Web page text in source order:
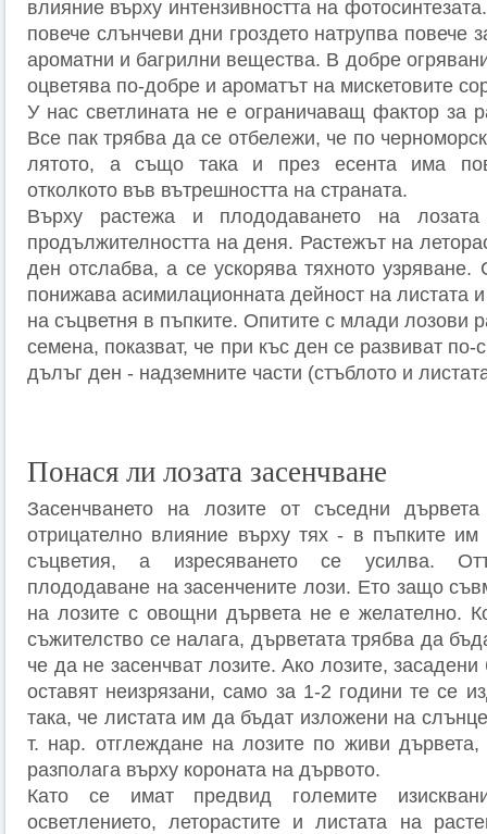
влияние върху интензивността на
повече слънчеви дни гроздето натрупва повече
ароматни и багрилни вещества. В добре
оцветява по-добре и ароматът на мискетовите
У нас светлината не е ограничаващ фактор за
Все пак трябва да се отбележи, че по
лятото, а също така и през есента има
отколкото във вътрешността на страната.
Върху растежа и плододаването на
продължителността на деня. Растежът на
ден отслабва, а се ускорява тяхното узряване.
понижава асимилационната дейност на листата и
на съцветня в пъпките. Опитите с млади лозови
семена, показват, че при къс ден се развиват по-
дълъг ден - надземните части (стъблото и
Понася ли лозата засенчване
Засенчването на лозите от съседни
отрицателно влияние върху тях - в пъпките им
съцветия, а изресяването се усилва.
плододаване на засенчените лози. Ето защо
на лозите с овощни дървета не е желателно.
съжителство се налага, дърветата трябва да
че да не засенчват лозите. Ако лозите,
оставят неизрязани, само за 1-2 години те се
така, че листата им да бъдат изложени на
т. нар. отглеждане на лозите по живи дървета,
разполага върху короната на дървото.
Като се имат предвид големите
осветлението, леторастите и листата на